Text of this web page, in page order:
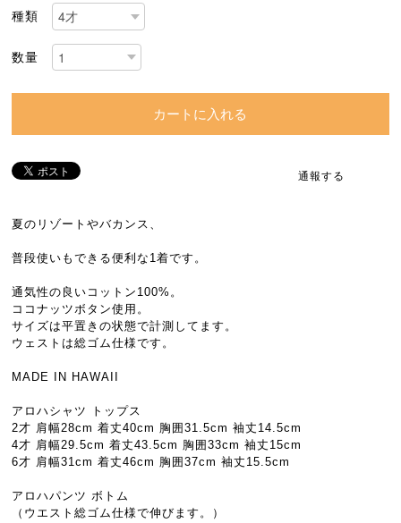
種類
数量
カートに入れる
通報する
夏のリゾートやバカンス、
普段使いもできる便利な1着です。
通気性の良いコットン100%。
ココナッツボタン使用。
サイズは平置きの状態で計測してます。
ウェストは総ゴム仕様です。
MADE IN HAWAII
アロハシャツ トップス
2才 肩幅28cm 着丈40cm 胸囲31.5cm 袖丈14.5cm
4才 肩幅29.5cm 着丈43.5cm 胸囲33cm 袖丈15cm
6才 肩幅31cm 着丈46cm 胸囲37cm 袖丈15.5cm
アロハパンツ ボトム
（ウエスト総ゴム仕様で伸びます。）